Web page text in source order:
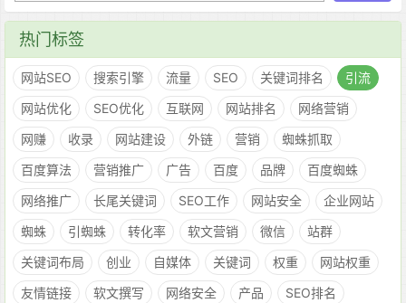
热门标签
网站SEO 搜索引擎 流量 SEO 关键词排名
引流
网站优化
SEO优化 互联网 网站排名
网络营销
网赚
收录 网站建设 外链 营销
蜘蛛抓取
百度算法
营销推广 广告 百度 品牌
百度蜘蛛
网络推广
长尾关键词 SEO工作 网站安全
企业网站
蜘蛛
引蜘蛛 转化率 软文营销 微信
站群
关键词布局
创业 自媒体 关键词 权重
网站权重
友情链接
软文撰写 网络安全 产品
SEO排名